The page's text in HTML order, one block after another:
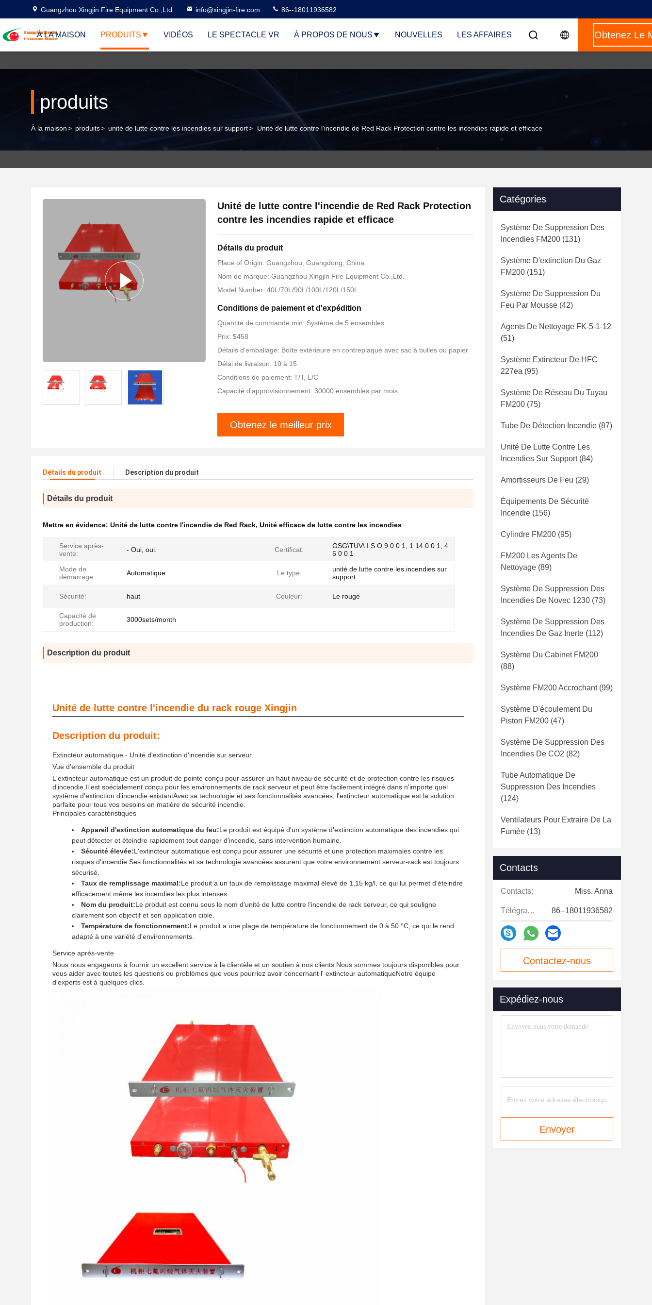
Guangzhou Xingjin Fire Equipment Co.,Ltd. info@xingjin-fire.com 86--18011936582
À LA MAISON PRODUITS VIDÉOS LE SPECTACLE VR À PROPOS DE NOUS NOUVELLES LES AFFAIRES
produits
À la maison> produits> unité de lutte contre les incendies sur support> Unité de lutte contre l'incendie de Red Rack Protection contre les incendies rapide et efficace
Unité de lutte contre l'incendie de Red Rack Protection
contre les incendies rapide et efficace
Détails du produit
Place of Origin: Guangzhou, Guangdong, China
Nom de marque: Guangzhou Xingjin Fire Equipment Co.,Ltd.
Model Number: 40L/70L/90L/100L/120L/150L
Conditions de paiement et d'expédition
Quantité de commande min: Système de 5 ensembles
Prix: $458
Détails d'emballage: Boîte extérieure en contreplaqué avec sac à bulles ou papier
Délai de livraison: 10 à 15
Conditions de paiement: T/T, L/C
Capacité d'approvisionnement: 30000 ensembles par mois
Obtenez le meilleur prix
Détails du produit Description du produit
Détails du produit
Mettre en évidence: Unité de lutte contre l'incendie de Red Rack, Unité efficace de lutte contre les incendies
Service après-
vente:
- Oui, oui. Certificat:
GSG\TUV\ I S O 9 0 0 1, 1 14 0 0 1, 4
5 0 0 1
Mode de
démarrage:
Automatique Le type:
unité de lutte contre les incendies sur
support
Sécurité: haut Couleur: Le rouge
Capacité de
production:
3000sets/month
Description du produit
Unité de lutte contre l'incendie du rack rouge Xingjin
Description du produit:
Extincteur automatique - Unité d'extinction d'incendie sur serveur
Vue d'ensemble du produit
L'extincteur automatique est un produit de pointe conçu pour assurer un haut niveau de sécurité et de protection contre les risques
d'incendie.Il est spécialement conçu pour les environnements de rack serveur et peut être facilement intégré dans n'importe quel
système d'extinction d'incendie existantAvec sa technologie et ses fonctionnalités avancées, l'extincteur automatique est la solution
parfaite pour tous vos besoins en matière de sécurité incendie.
Principales caractéristiques
Appareil d'extinction automatique du feu:Le produit est équipé d'un système d'extinction automatique des incendies qui
peut détecter et éteindre rapidement tout danger d'incendie, sans intervention humaine.
Sécurité élevée:L'extincteur automatique est conçu pour assurer une sécurité et une protection maximales contre les
risques d'incendie.Ses fonctionnalités et sa technologie avancées assurent que votre environnement serveur-rack est toujours
sécurisé.
Taux de remplissage maximal:Le produit a un taux de remplissage maximal élevé de 1,15 kg/l, ce qui lui permet d'éteindre
efficacement même les incendies les plus intenses.
Nom du produit:Le produit est connu sous le nom d'unité de lutte contre l'incendie de rack serveur, ce qui souligne
clairement son objectif et son application cible.
Température de fonctionnement:Le produit a une plage de température de fonctionnement de 0 à 50 °C, ce qui le rend
adapté à une variété d'environnements.
Service après-vente
Nous nous engageons à fournir un excellent service à la clientèle et un soutien à nos clients.Nous sommes toujours disponibles pour
vous aider avec toutes les questions ou problèmes que vous pourriez avoir concernant l' extincteur automatiqueNotre équipe
d'experts est à quelques clics.
Catégories
Système De Suppression Des
Incendies FM200 (131)
Système D'extinction Du Gaz
FM200 (151)
Système De Suppression Du
Feu Par Mousse (42)
Agents De Nettoyage FK-5-1-12
(51)
Système Extincteur De HFC
227ea (95)
Système De Réseau Du Tuyau
FM200 (75)
Tube De Détection Incendie (87)
Unité De Lutte Contre Les
Incendies Sur Support(84)
Amortisseurs De Feu (29)
Équipements De Sécurité
Incendie (156)
Cylindre FM200 (95)
FM200 Les Agents De
Nettoyage (89)
Système De Suppression Des
Incendies De Novec 1230 (73)
Système De Suppression Des
Incendies De Gaz Inerte (112)
Système Du Cabinet FM200
(88)
Système FM200 Accrochant(99)
Système D'écoulement Du
Piston FM200 (47)
Système De Suppression Des
Incendies De CO2 (82)
Tube Automatique De
Suppression Des Incendies
(124)
Ventilateurs Pour Extraire De La
Fumée (13)
Contacts
Contacts: Miss. Anna
Télégramme: 86--18011936582
Contactez-nous
Expédiez-nous
Envoyer